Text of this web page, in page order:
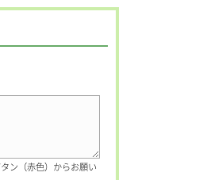
ン（赤色）からお願い